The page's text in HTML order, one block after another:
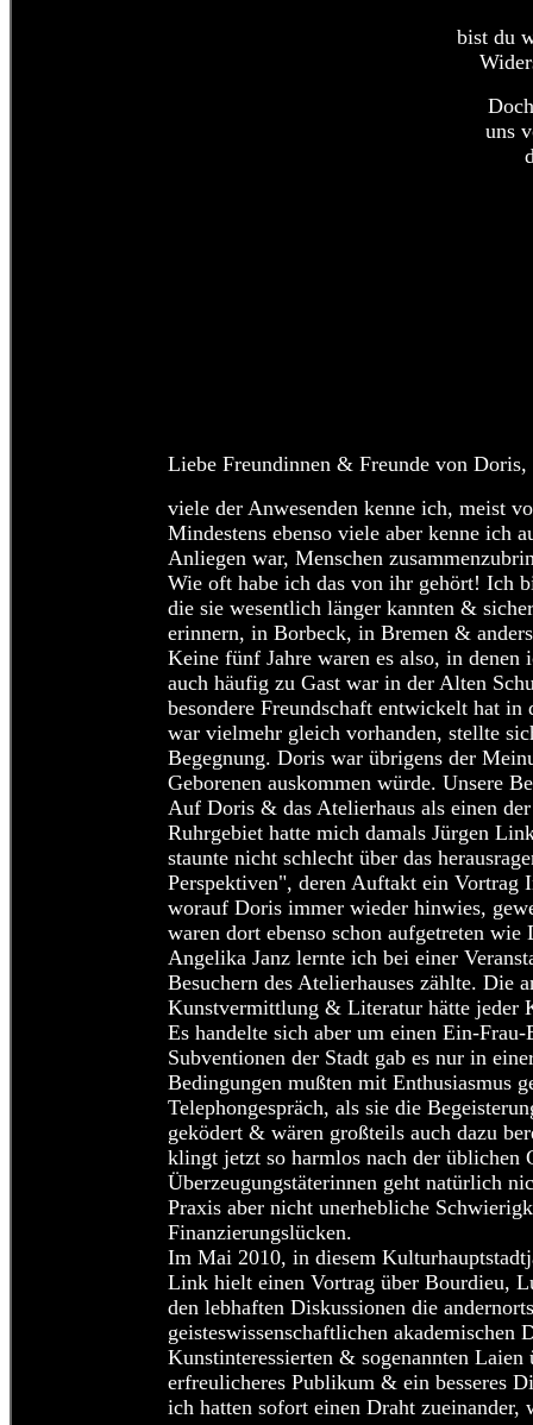
bist du
uns
Liebe Freundinnen & Freunde von
viele der Anwesenden kenne ich, meist
Mindestens ebenso viele aber kenne ich
Anliegen war, Menschen
Wie oft habe ich das von ihr gehört! Ich
die sie wesentlich länger kannten &
erinnern, in Borbeck, in Bremen &
Keine fünf Jahre waren es also, in
auch häufig zu Gast war in der Alten
besondere Freundschaft entwickelt hat
war vielmehr gleich vorhanden, stellte
Begegnung. Doris war übrigens der
Geborenen auskommen würde. Unsere
Auf Doris & das Atelierhaus als einen
Ruhrgebiet hatte mich damals Jürgen
staunte nicht schlecht über das
Perspektiven", deren Auftakt ein Vortrag
worauf Doris immer wieder hinwies,
waren dort ebenso schon aufgetreten
Angelika Janz lernte ich bei einer
Besuchern des Atelierhauses zählte. Die
Kunstvermittlung & Literatur hätte jeder
Es handelte sich aber um einen Ein-
Subventionen der Stadt gab es nur in
Bedingungen mußten mit Enthusiasmus
Telephongespräch, als sie die
geködert & wären großteils auch dazu
klingt jetzt so harmlos nach der üblichen
Überzeugungstäterinnen geht natürlich
Praxis aber nicht unerhebliche
Finanzierungslücken.
Im Mai 2010, in diesem
Link hielt einen Vortrag über Bourdieu,
den lebhaften Diskussionen die
geisteswissenschaftlichen
Kunstinteressierten & sogenannten
erfreulicheres Publikum & ein besseres
ich hatten sofort einen Draht